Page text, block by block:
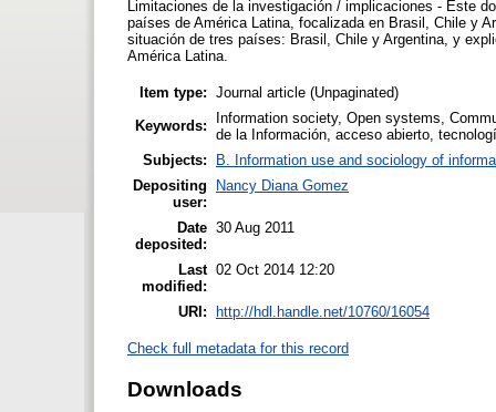
Limitaciones de la investigación / implicaciones - Este
países de América Latina, focalizada en Brasil, Chile y
situación de tres países: Brasil, Chile y Argentina, y
América Latina.
Item type: Journal article (Unpaginated)
Keywords:
Information society, Open systems,
de la Información, acceso abierto,
Subjects:
B. Information use and sociology of
Depositing
user:
Nancy Diana Gomez
Date
deposited:
30 Aug 2011
Last
modified:
02 Oct 2014 12:20
URI: http://hdl.handle.net/10760/16054
Check full metadata for this record
Downloads